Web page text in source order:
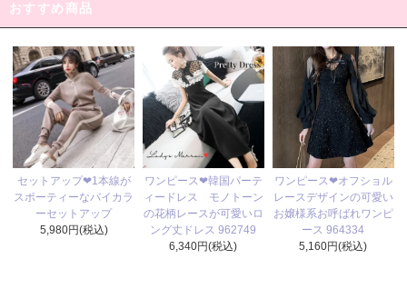
おすすめ商品
セットアップ❤1本線が
スポーティーなバイカラ
ーセットアップ
5,980円(税込)
ワンピース❤韓国パーテ
ィードレス モノトーン
の花柄レースが可愛いロ
ング丈ドレス 962749
6,340円(税込)
ワンピース❤オフショル
レースデザインの可愛い
お嬢様系お呼ばれワンピ
ース 964334
5,160円(税込)